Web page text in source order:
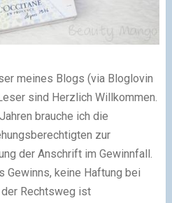
meines Blogs (via Bloglovin
sind Herzlich Willkommen.
brauche ich die
zur
der Anschrift im Gewinnfall.
Gewinns, keine Haftung bei
Rechtsweg ist